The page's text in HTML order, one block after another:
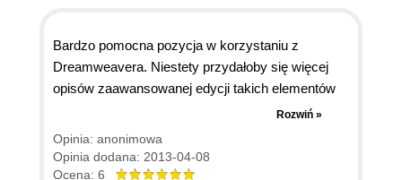
Bardzo pomocna pozycja w korzystaniu z
Dreamweavera. Niestety przydałoby się więcej
opisów zaawansowanej edycji takich elementów
jak spry, etc. Na pewno jednak przypadnie do
gustu osobom stawiającym pierwsze kroki w tym
programie. Dużym plusem są podsumowania
każdego działu, gdzie zawarte są pytania
Rozwiń »
Opinia: anonimowa
Opinia dodana: 2013-04-08
Ocena: 6